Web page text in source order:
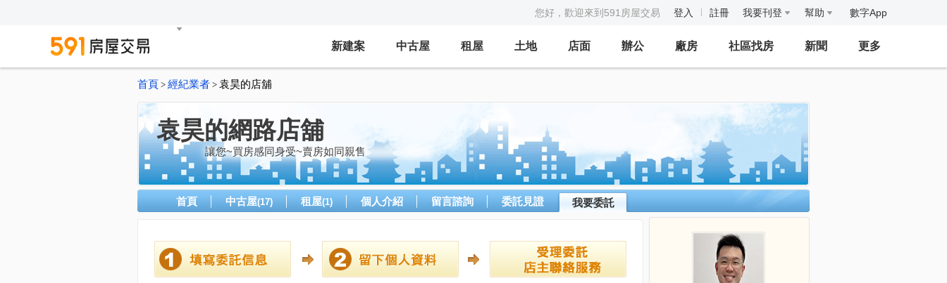
您好，歡迎來到591房屋交易 登入 註冊 我要刊登 幫助 數字App
新建案 中古屋 租屋 土地 店面 辦公 廠房 社區找房 新聞 更多
首頁 > 經紀業者 > 袁昊的店舖
袁昊的網路店舖
讓您~買房感同身受~賣房如同親售
首頁 中古屋(17) 租屋(1) 個人介紹 留言諮詢 委託見證 我要委託